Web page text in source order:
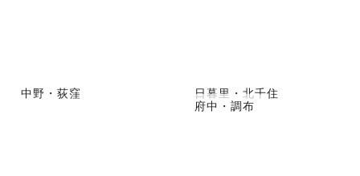
中野・荻窪
日暮里・北千住
府中・調布